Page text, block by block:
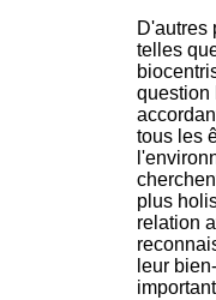
D'autres
telles
question
tous les
plus
relation
leur